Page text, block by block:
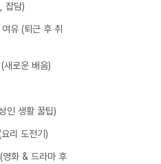
잡담)
유 (퇴근 후 취
새로운 배움)
인 생활 꿀팁)
리 도전기)
영화 & 드라마 후